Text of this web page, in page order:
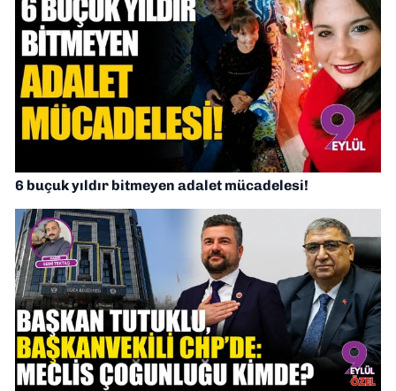
6 buçuk yıldır bitmeyen adalet mücadelesi!